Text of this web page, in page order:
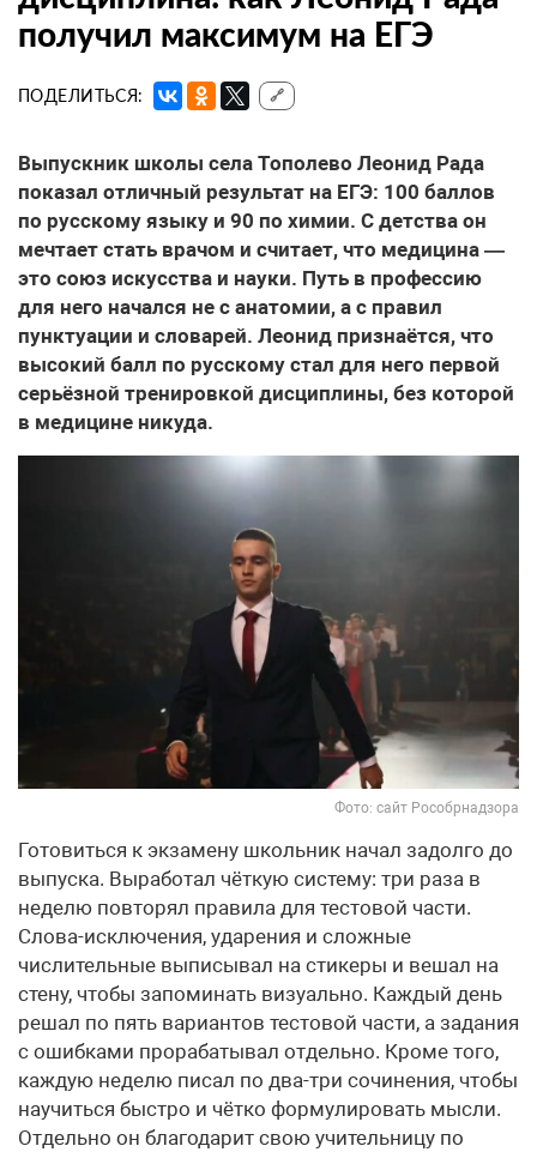
получил максимум на ЕГЭ
ПОДЕЛИТЬСЯ: 🔗
Выпускник школы села Тополево Леонид Рада
показал отличный результат на ЕГЭ: 100 баллов
по русскому языку и 90 по химии. С детства он
мечтает стать врачом и считает, что медицина —
это союз искусства и науки. Путь в профессию
для него начался не с анатомии, а с правил
пунктуации и словарей. Леонид признаётся, что
высокий балл по русскому стал для него первой
серьёзной тренировкой дисциплины, без которой
в медицине никуда.
Фото: сайт Рособрнадзора
Готовиться к экзамену школьник начал задолго до
выпуска. Выработал чёткую систему: три раза в
неделю повторял правила для тестовой части.
Слова-исключения, ударения и сложные
числительные выписывал на стикеры и вешал на
стену, чтобы запоминать визуально. Каждый день
решал по пять вариантов тестовой части, а задания
с ошибками прорабатывал отдельно. Кроме того,
каждую неделю писал по два-три сочинения, чтобы
научиться быстро и чётко формулировать мысли.
Отдельно он благодарит свою учительницу по